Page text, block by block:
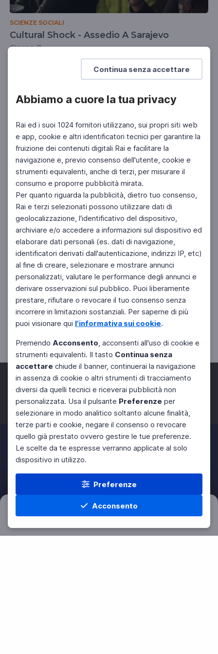
Continua senza accettare
Abbiamo a cuore la tua privacy
Rai ed i suoi 1024 fornitori utilizzano, sui propri siti web
e app, cookie e altri identificatori tecnici per garantire la
fruizione dei contenuti digitali Rai e facilitare la
navigazione e, previo consenso dell'utente, cookie e
strumenti equivalenti, anche di terzi, per misurare il
consumo e proporre pubblicità mirata.
Per quanto riguarda la pubblicità, dietro tuo consenso,
Rai e terzi selezionati possono utilizzare dati di
geolocalizzazione, l'identificativo del dispositivo,
archiviare e/o accedere a informazioni sul dispositivo ed
elaborare dati personali (es. dati di navigazione,
identificatori derivati dall'autenticazione, indirizzi IP, etc)
al fine di creare, selezionare e mostrare annunci
personalizzati, valutare le performance degli annunci e
derivare osservazioni sul pubblico. Puoi liberamente
prestare, rifiutare o revocare il tuo consenso senza
incorrere in limitazioni sostanziali. Per saperne di più
puoi visionare qui l'informativa sui cookie.
Premendo Acconsento, acconsenti all'uso di cookie e
strumenti equivalenti. Il tasto Continua senza
accettare chiude il banner, continuerai la navigazione
in assenza di cookie o altri strumenti di tracciamento
diversi da quelli tecnici e riceverai pubblicità non
personalizzata. Usa il pulsante Preferenze per
selezionare in modo analitico soltanto alcune finalità,
terze parti e cookie, negare il consenso o revocare
quello già prestato ovvero gestire le tue preferenze.
Le scelte da te espresse verranno applicate al solo
dispositivo in utilizzo.
Preferenze
Acconsento
Home Materie Cerca Menu
SCIENZE SOCIALI
Cultural Shock - Assedio A Sarajevo
Giorno 8
Filtri Azzera
Facebook Twitter Instagram